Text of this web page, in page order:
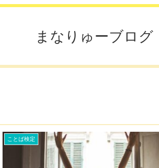
まなりゅーブログ
ことば検定